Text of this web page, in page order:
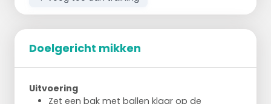
Doelgericht mikken
Uitvoering
Zet een bak met ballen klaar op de